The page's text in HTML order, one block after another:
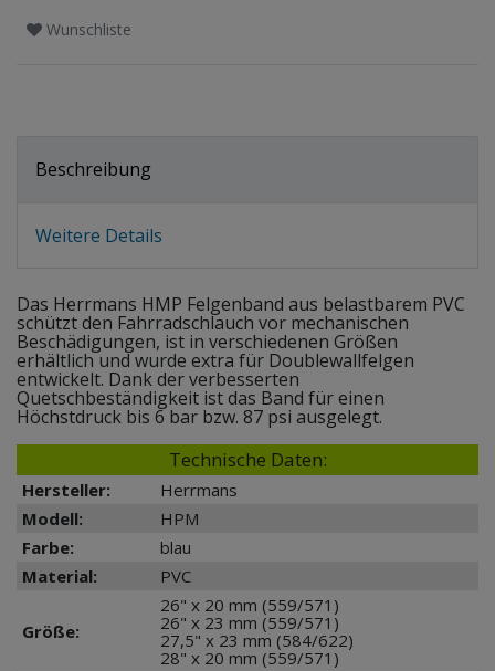
Wunschliste
Beschreibung
Weitere Details
Das Herrmans HMP Felgenband aus belastbarem PVC
schützt den Fahrradschlauch vor mechanischen
Beschädigungen, ist in verschiedenen Größen
erhältlich und wurde extra für Doublewallfelgen
entwickelt. Dank der verbesserten
Quetschbeständigkeit ist das Band für einen
Höchstdruck bis 6 bar bzw. 87 psi ausgelegt.
Technische Daten:
Hersteller:
Herrmans
Modell:
HPM
Farbe:
blau
Material:
PVC
Größe:
26" x 20 mm (559/571)
26" x 23 mm (559/571)
27,5" x 23 mm (584/622)
28" x 20 mm (559/571)